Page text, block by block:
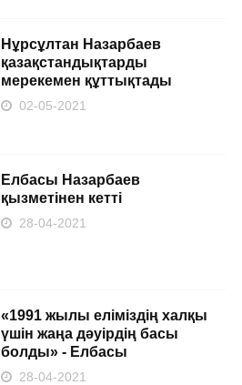
Нұрсұлтан Назарбаев
қазақстандықтарды
мерекемен құттықтады
02-05-2021
Елбасы Назарбаев
қызметінен кетті
28-04-2021
«1991 жылы еліміздің халқы
үшін жаңа дәуірдің басы
болды» - Елбасы
28-04-2021